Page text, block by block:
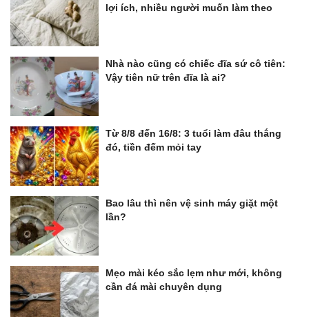
lợi ích, nhiều người muốn làm theo
Nhà nào cũng có chiếc đĩa sứ cô tiên:
Vậy tiên nữ trên đĩa là ai?
Từ 8/8 đến 16/8: 3 tuổi làm đâu thắng
đó, tiền đếm mỏi tay
Bao lâu thì nên vệ sinh máy giặt một
lần?
Mẹo mài kéo sắc lẹm như mới, không
cần đá mài chuyên dụng